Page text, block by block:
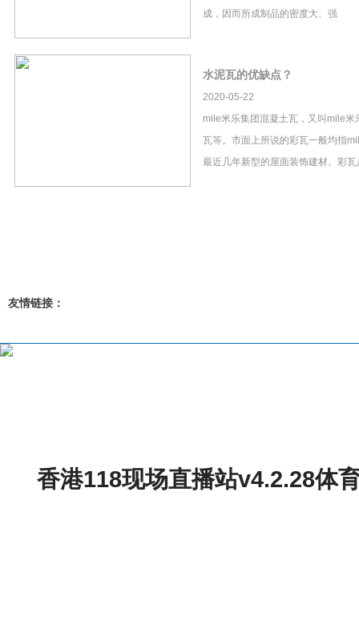
成，因而所成制品的密度大、强
水泥瓦的优缺点？
2020-05-22
mile米乐集团混凝土瓦，又叫mile米
瓦等。市面上所说的彩瓦一般均指
最近几年新型的屋面装饰建材。彩
友情链接：
香港118现场直播站v4.2.28体